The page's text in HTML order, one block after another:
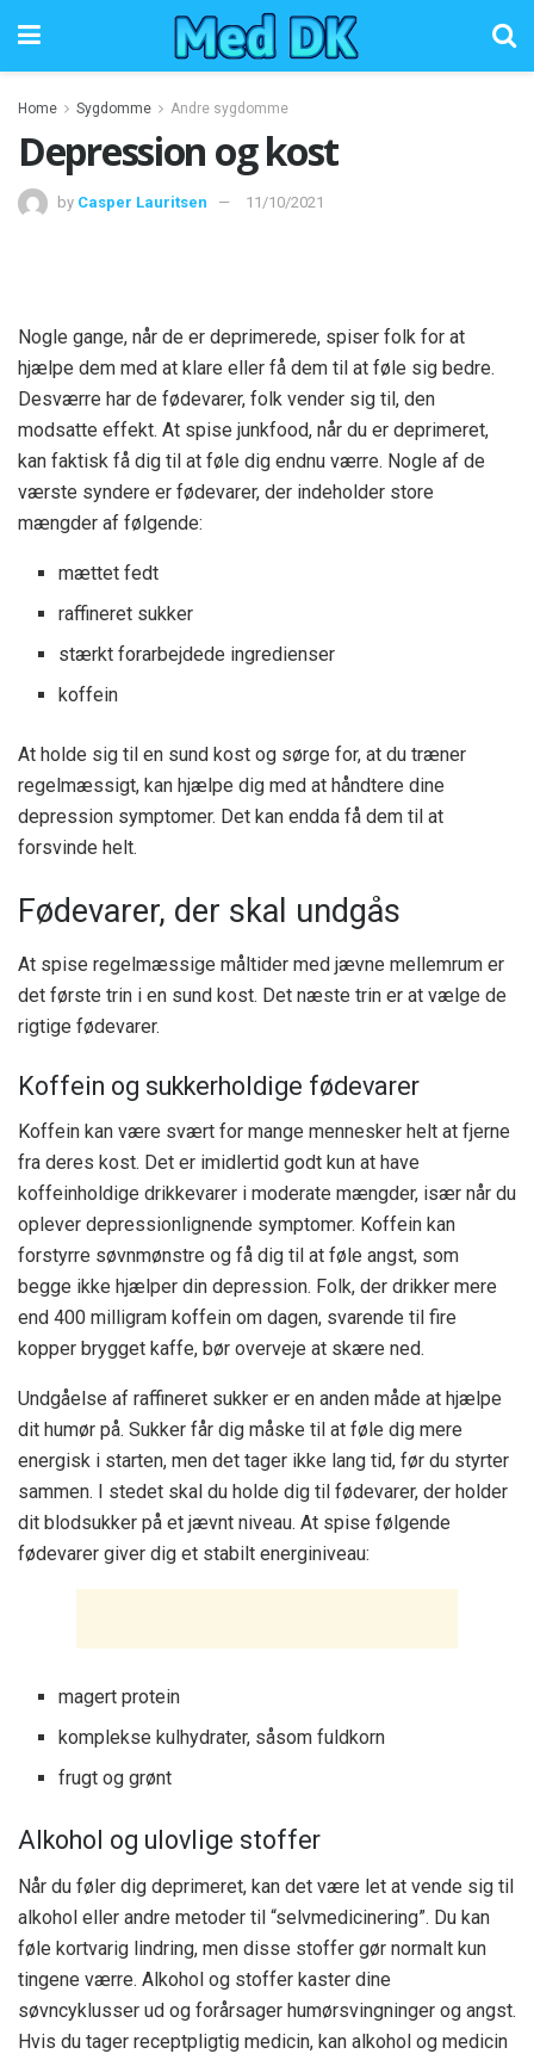
Home Sygdomme Andre sygdomme
Depression og kost
by Casper Lauritsen 11/10/2021
Nogle gange, når de er deprimerede, spiser folk for at
hjælpe dem med at klare eller få dem til at føle sig bedre.
Desværre har de fødevarer, folk vender sig til, den
modsatte effekt. At spise junkfood, når du er deprimeret,
kan faktisk få dig til at føle dig endnu værre. Nogle af de
værste syndere er fødevarer, der indeholder store
mængder af følgende:
mættet fedt
raffineret sukker
stærkt forarbejdede ingredienser
koffein
At holde sig til en sund kost og sørge for, at du træner
regelmæssigt, kan hjælpe dig med at håndtere dine
depression symptomer. Det kan endda få dem til at
forsvinde helt.
Fødevarer, der skal undgås
At spise regelmæssige måltider med jævne mellemrum er
det første trin i en sund kost. Det næste trin er at vælge de
rigtige fødevarer.
Koffein og sukkerholdige fødevarer
Koffein kan være svært for mange mennesker helt at fjerne
fra deres kost. Det er imidlertid godt kun at have
koffeinholdige drikkevarer i moderate mængder, især når du
oplever depressionlignende symptomer. Koffein kan
forstyrre søvnmønstre og få dig til at føle angst, som
begge ikke hjælper din depression. Folk, der drikker mere
end 400 milligram koffein om dagen, svarende til fire
kopper brygget kaffe, bør overveje at skære ned.
Undgåelse af raffineret sukker er en anden måde at hjælpe
dit humør på. Sukker får dig måske til at føle dig mere
energisk i starten, men det tager ikke lang tid, før du styrter
sammen. I stedet skal du holde dig til fødevarer, der holder
dit blodsukker på et jævnt niveau. At spise følgende
fødevarer giver dig et stabilt energiniveau:
magert protein
komplekse kulhydrater, såsom fuldkorn
frugt og grønt
Alkohol og ulovlige stoffer
Når du føler dig deprimeret, kan det være let at vende sig til
alkohol eller andre metoder til “selvmedicinering”. Du kan
føle kortvarig lindring, men disse stoffer gør normalt kun
tingene værre. Alkohol og stoffer kaster dine
søvncyklusser ud og forårsager humørsvingninger og angst.
Hvis du tager receptpligtig medicin, kan alkohol og medicin